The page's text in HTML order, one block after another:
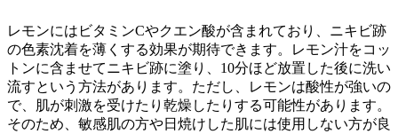
レモンにはビタミンCやクエン酸が含まれており、ニキビ跡
の色素沈着を薄くする効果が期待できます。レモン汁をコッ
トンに含ませてニキビ跡に塗り、10分ほど放置した後に洗い
流すという方法があります。ただし、レモンは酸性が強いの
で、肌が刺激を受けたり乾燥したりする可能性があります。
そのため、敏感肌の方や日焼けした肌には使用しない方が良